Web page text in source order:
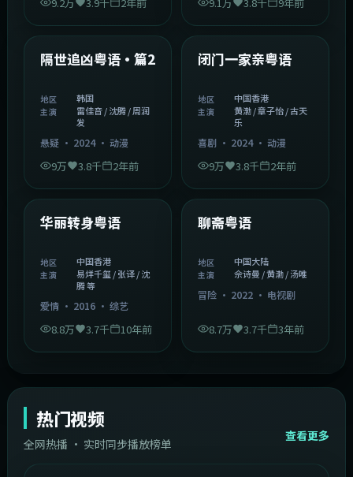
精选
隔世追凶粤语·篇2
地区 韩国
主演
雷佳音 / 沈腾 / 周润
发
悬疑· 2024· 动漫
9万 3.8千 2年前
精选
闭门一家亲粤语
地区 中国香港
主演
黄渤 / 章子怡 / 古天
乐
喜剧· 2024· 动漫
9万 3.8千 2年前
精选
华丽转身粤语
地区 中国香港
主演
易烊千玺 / 张译 / 沈
腾 等
爱情· 2016· 综艺
8.8万 3.7千 10年前
精选
聊斋粤语
地区 中国大陆
主演 佘诗曼 / 黄渤 / 汤唯
冒险· 2022· 电视剧
8.7万 3.7千 3年前
热门视频
全网热播 · 实时同步播放榜单
查看更多
韩国 44:14